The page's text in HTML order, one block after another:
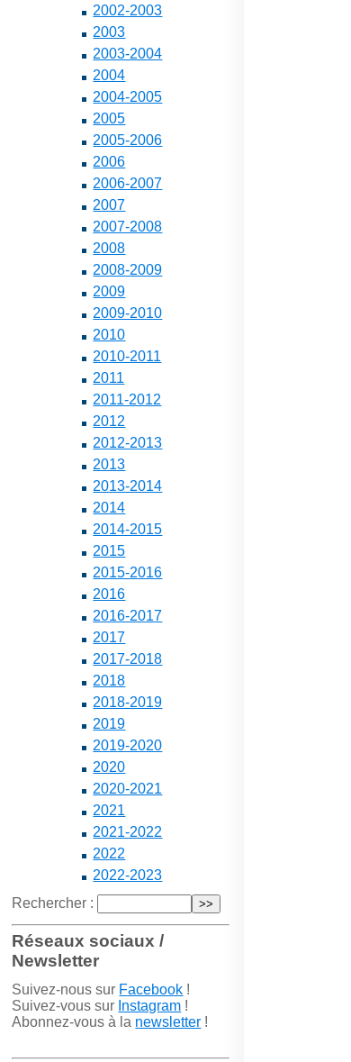
2002-2003
2003
2003-2004
2004
2004-2005
2005
2005-2006
2006
2006-2007
2007
2007-2008
2008
2008-2009
2009
2009-2010
2010
2010-2011
2011
2011-2012
2012
2012-2013
2013
2013-2014
2014
2014-2015
2015
2015-2016
2016
2016-2017
2017
2017-2018
2018
2018-2019
2019
2019-2020
2020
2020-2021
2021
2021-2022
2022
2022-2023
Rechercher :
Réseaux sociaux /
Newsletter
Suivez-nous sur Facebook !
Suivez-vous sur Instagram !
Abonnez-vous à la newsletter !